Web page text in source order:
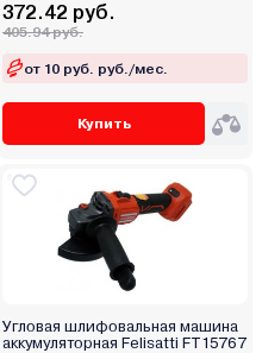
372.42 руб.
405.94 руб.
от 10 руб. руб./мес.
Купить
Угловая шлифовальная машина
аккумуляторная Felisatti FT15767